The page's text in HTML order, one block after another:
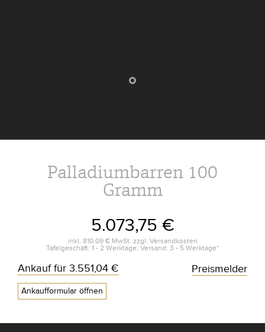
Palladiumbarren 100
Gramm
5.073,75 €
inkl. 810,09 €MwSt. zzgl. Versandkosten
Tafelgeschäft: 1 - 2 Werktage, Versand: 3 - 5 Werktage*
Ankauf für 3.551,04 €
Ankaufformular öffnen
Preismelder